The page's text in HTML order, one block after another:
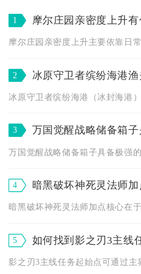
1 摩尔庄园亲密度上升
2 冰原守卫者缤纷海港
3 万国觉醒战略储备箱
4 暗黑破坏神死灵法师
5 如何找到影之刃3主线